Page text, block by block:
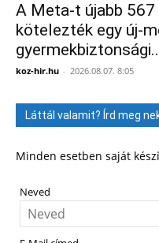
A Meta-t újabb
kötelezték egy új-
koz-hir.hu - 2026.08.07. 8:05
Láttál valamit? Írd meg
Minden esetben saját
Neved